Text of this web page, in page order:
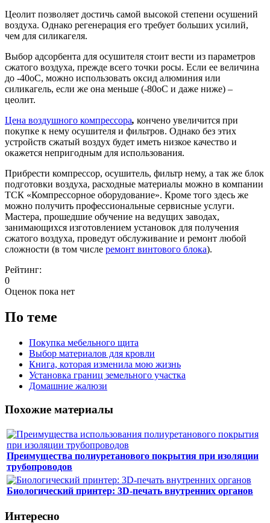
Цеолит позволяет достичь самой высокой степени осушений
воздуха. Однако регенерация его требует больших усилий,
чем для силикагеля.
Выбор адсорбента для осушителя стоит вести из параметров
сжатого воздуха, прежде всего точки росы. Если ее величина
до -40оС, можно использовать оксид алюминия или
силикагель, если же она меньше (-80оС и даже ниже) –
цеолит.
Цена воздушного компрессора, кончено увеличится при
покупке к нему осушителя и фильтров. Однако без этих
устройств сжатый воздух будет иметь низкое качество и
окажется непригодным для использования.
Прибрести компрессор, осушитель, фильтр нему, а так же блок
подготовки воздуха, расходные материалы можно в компании
ТСК «Компрессорное оборудование». Кроме того здесь же
можно получить профессиональные сервисные услуги.
Мастера, прошедшие обучение на ведущих заводах,
занимающихся изготовлением установок для получения
сжатого воздуха, проведут обслуживание и ремонт любой
сложности (в том числе ремонт винтового блока).
Рейтинг:
0
Оценок пока нет
По теме
Покупка мебельного щита
Выбор материалов для кровли
Книга, которая изменила мою жизнь
Установка границ земельного участка
Домашние жалюзи
Похожие материалы
Преимущества полиуретанового покрытия при изоляции
трубопроводов
Биологический принтер: 3D-печать внутренних органов
Интересно